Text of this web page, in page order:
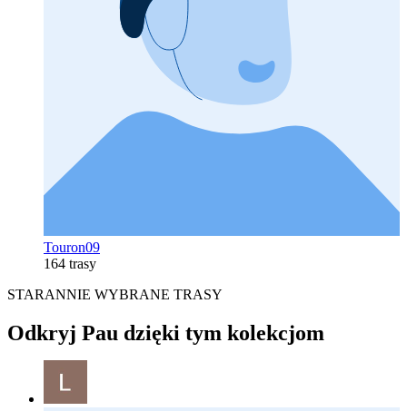
Touron09
164 trasy
STARANNIE WYBRANE TRASY
Odkryj Pau dzięki tym kolekcjom